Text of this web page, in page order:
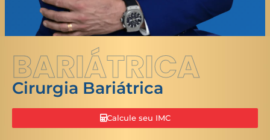
BARIÁTRICA
Cirurgia Bariátrica
Calcule seu IMC